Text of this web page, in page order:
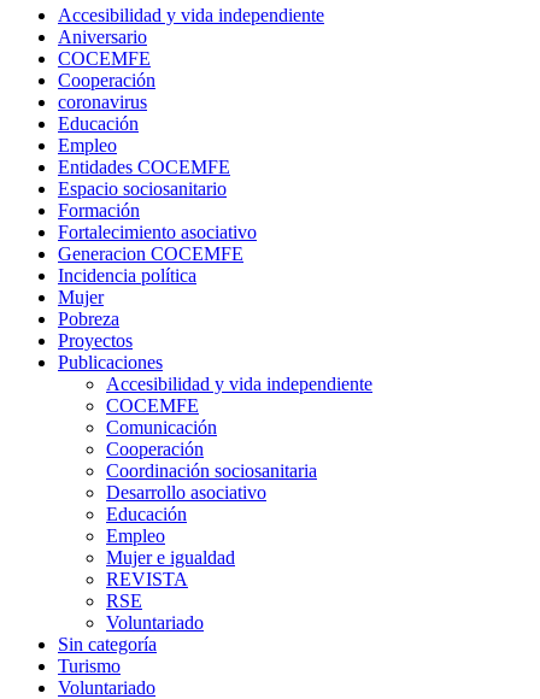
Accesibilidad y vida independiente
Aniversario
COCEMFE
Cooperación
coronavirus
Educación
Empleo
Entidades COCEMFE
Espacio sociosanitario
Formación
Fortalecimiento asociativo
Generacion COCEMFE
Incidencia política
Mujer
Pobreza
Proyectos
Publicaciones
Accesibilidad y vida independiente
COCEMFE
Comunicación
Cooperación
Coordinación sociosanitaria
Desarrollo asociativo
Educación
Empleo
Mujer e igualdad
REVISTA
RSE
Voluntariado
Sin categoría
Turismo
Voluntariado